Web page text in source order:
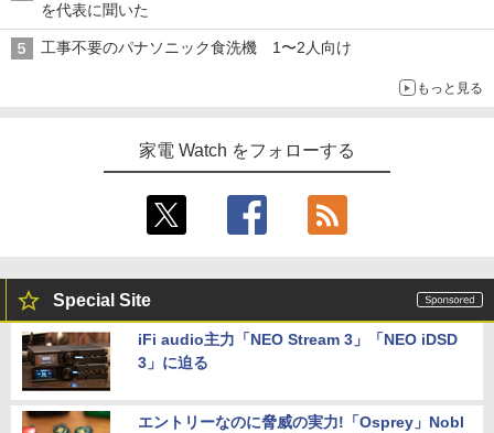
を代表に聞いた
工事不要のパナソニック食洗機 1〜2人向け
もっと見る
家電 Watch をフォローする
Special Site
iFi audio主力「NEO Stream 3」「NEO iDSD
3」に迫る
エントリーなのに脅威の実力!「Osprey」Nobl